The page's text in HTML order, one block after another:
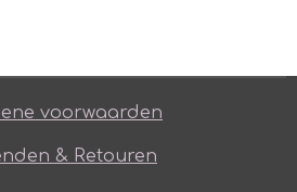
voorwaarden
& Retouren